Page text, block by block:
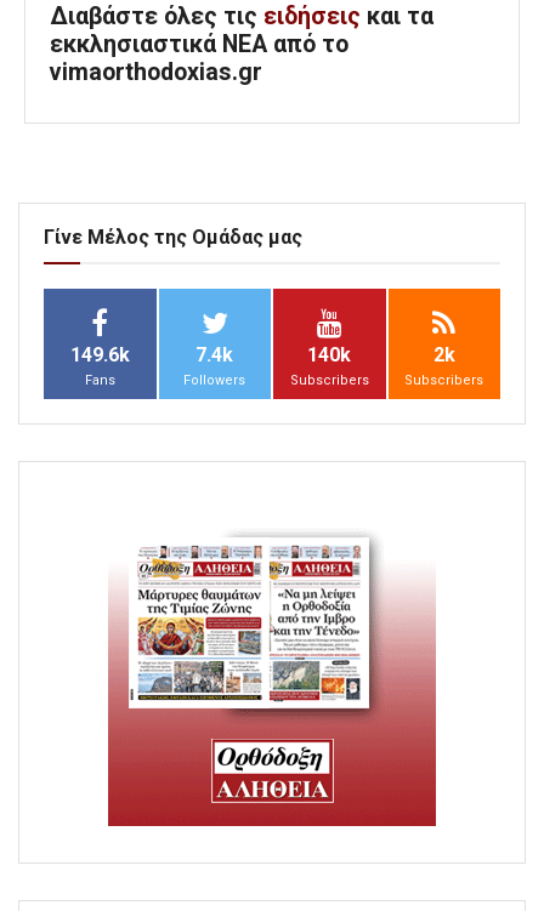
Διαβάστε όλες τις ειδήσεις και τα
εκκλησιαστικά ΝΕΑ από το
vimaorthodoxias.gr
Γίνε Μέλος της Ομάδας μας
149.6k
Fans
7.4k
Followers
140k
Subscribers
2k
Subscribers